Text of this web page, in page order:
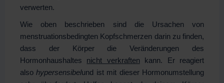
verwerten.
Wie oben beschrieben sind die Ursachen von
menstruationsbedingten Kopfschmerzen darin zu finden,
dass der Körper die Veränderungen des
Hormonhaushaltes nicht verkraften kann. Er reagiert
alsohypersensibelund ist mit dieser Hormonumstellung